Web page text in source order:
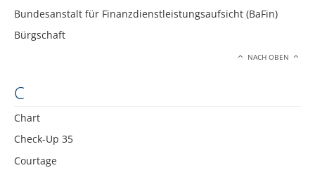
Bundesanstalt für Finanzdienstleistungsaufsicht (BaFin)
Bürgschaft
NACH OBEN
C
Chart
Check-Up 35
Courtage